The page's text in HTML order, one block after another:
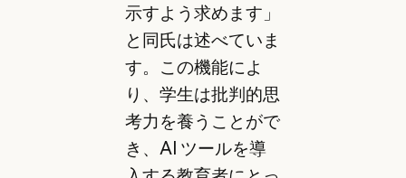
示すよう求めます」
と同氏は述べていま
す。この機能によ
り、学生は批判的思
考力を養うことがで
き、AI ツールを導